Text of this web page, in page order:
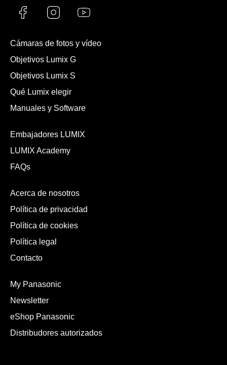
Cámaras de fotos y vídeo
Objetivos Lumix G
Objetivos Lumix S
Qué Lumix elegir
Manuales y Software
Embajadores LUMIX
LUMIX Academy
FAQs
Acerca de nosotros
Política de privacidad
Política de cookies
Política legal
Contacto
My Panasonic
Newsletter
eShop Panasonic
Distribudores autorizados